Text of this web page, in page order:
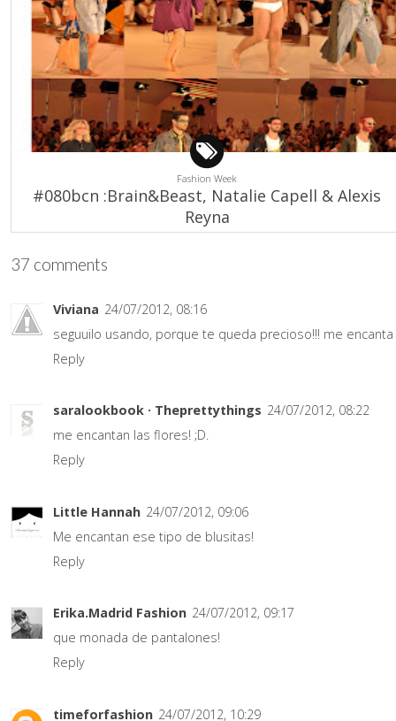
Fashion Week
#080bcn :Brain&Beast, Natalie Capell & Alexis
Reyna
37 comments
Viviana 24/07/2012, 08:16
seguuilo usando, porque te queda precioso!!! me encanta
Reply
saralookbook · Theprettythings 24/07/2012, 08:22
me encantan las flores! ;D.
Reply
Little Hannah 24/07/2012, 09:06
Me encantan ese tipo de blusitas!
Reply
Erika.Madrid Fashion 24/07/2012, 09:17
que monada de pantalones!
Reply
timeforfashion 24/07/2012, 10:29